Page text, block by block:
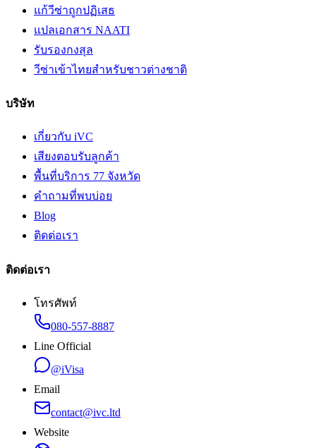
แก้วีซ่าถูกปฏิเสธ
แปลเอกสาร NAATI
รับรองกงสุล
วีซ่าเข้าไทยสำหรับชาวต่างชาติ
บริษัท
เกี่ยวกับ iVC
เสียงตอบรับลูกค้า
พื้นที่บริการ 77 จังหวัด
คำถามที่พบบ่อย
Blog
ติดต่อเรา
ติดต่อเรา
โทรศัพท์
080-557-8887
Line Official
@iVisa
Email
contact@ivc.ltd
Website